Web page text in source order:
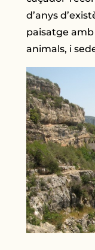
d’anys
paisatge
animals, i